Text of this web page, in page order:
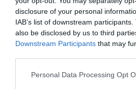
disclosure of your personal
IAB’s list of downstream
also be disclosed by us to third
Downstream Participants that may
Personal Data Processing Opt
PASATPDUTOUT
a commenté
Les opposants savent faire la
vert fût demandé pour voler